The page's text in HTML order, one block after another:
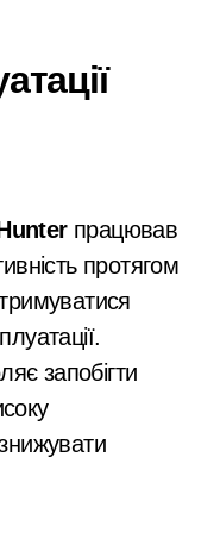
працював
протягом
запобігти